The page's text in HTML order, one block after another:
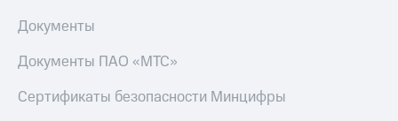
Документы
Документы ПАО «МТС»
Сертификаты безопасности Минцифры